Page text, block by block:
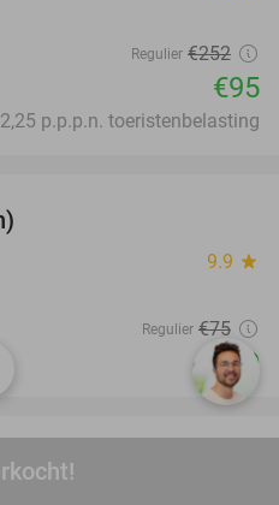
Regulier €252
€95
p.p.p.n. toeristenbelasting
9.9 star
Regulier €75
€29
favorite_border
baklava